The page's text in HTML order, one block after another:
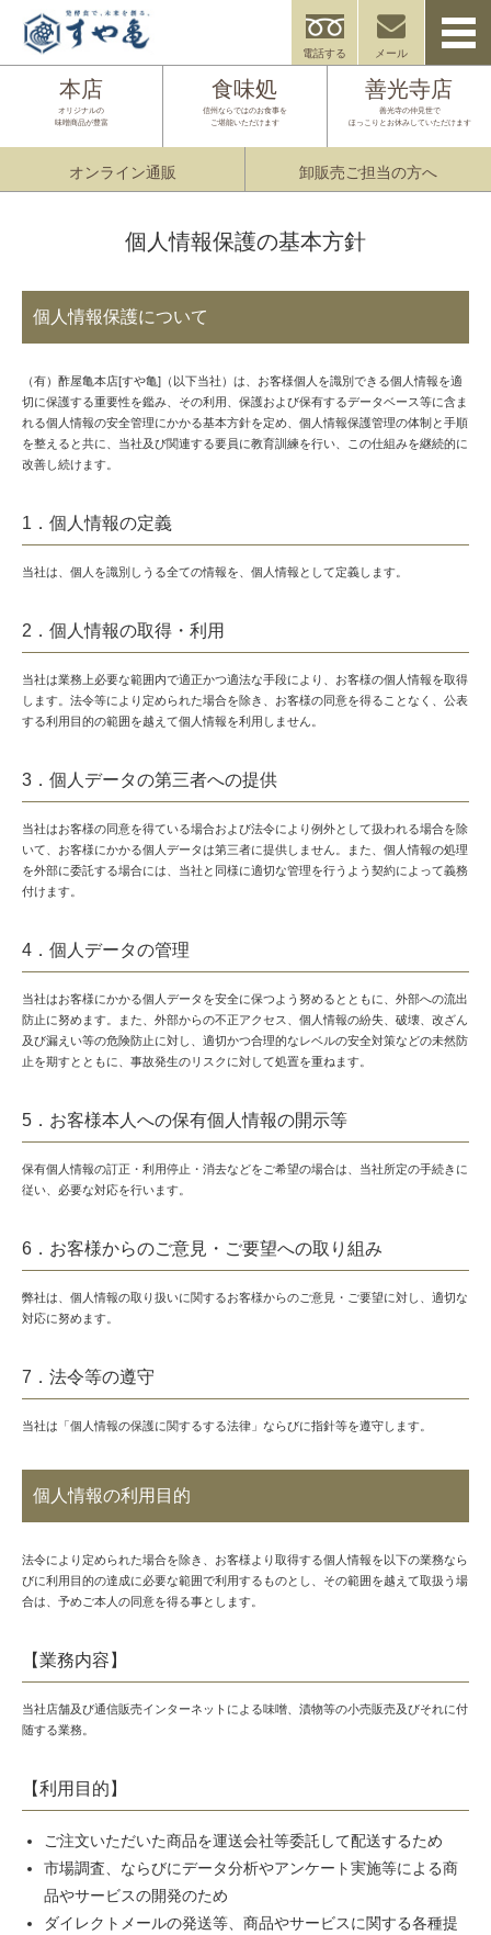
電話する メール
本店
オリジナルの
味噌商品が豊富
食味処
信州ならではのお食事を
ご堪能いただけます
善光寺店
善光寺の仲見世で
ほっこりとお休みしていただけます
オンライン通販 卸販売ご担当の方へ
個人情報保護の基本方針
個人情報保護について
（有）酢屋亀本店[すや亀]（以下当社）は、お客様個人を識別できる個人情報を適
切に保護する重要性を鑑み、その利用、保護および保有するデータベース等に含ま
れる個人情報の安全管理にかかる基本方針を定め、個人情報保護管理の体制と手順
を整えると共に、当社及び関連する要員に教育訓練を行い、この仕組みを継続的に
改善し続けます。
1．個人情報の定義
当社は、個人を識別しうる全ての情報を、個人情報として定義します。
2．個人情報の取得・利用
当社は業務上必要な範囲内で適正かつ適法な手段により、お客様の個人情報を取得
します。法令等により定められた場合を除き、お客様の同意を得ることなく、公表
する利用目的の範囲を越えて個人情報を利用しません。
3．個人データの第三者への提供
当社はお客様の同意を得ている場合および法令により例外として扱われる場合を除
いて、お客様にかかる個人データは第三者に提供しません。また、個人情報の処理
を外部に委託する場合には、当社と同様に適切な管理を行うよう契約によって義務
付けます。
4．個人データの管理
当社はお客様にかかる個人データを安全に保つよう努めるとともに、外部への流出
防止に努めます。また、外部からの不正アクセス、個人情報の紛失、破壊、改ざん
及び漏えい等の危険防止に対し、適切かつ合理的なレベルの安全対策などの未然防
止を期すとともに、事故発生のリスクに対して処置を重ねます。
5．お客様本人への保有個人情報の開示等
保有個人情報の訂正・利用停止・消去などをご希望の場合は、当社所定の手続きに
従い、必要な対応を行います。
6．お客様からのご意見・ご要望への取り組み
弊社は、個人情報の取り扱いに関するお客様からのご意見・ご要望に対し、適切な
対応に努めます。
7．法令等の遵守
当社は「個人情報の保護に関するする法律」ならびに指針等を遵守します。
個人情報の利用目的
法令により定められた場合を除き、お客様より取得する個人情報を以下の業務なら
びに利用目的の達成に必要な範囲で利用するものとし、その範囲を越えて取扱う場
合は、予めご本人の同意を得る事とします。
【業務内容】
当社店舗及び通信販売インターネットによる味噌、漬物等の小売販売及びそれに付
随する業務。
【利用目的】
ご注文いただいた商品を運送会社等委託して配送するため
市場調査、ならびにデータ分析やアンケート実施等による商
品やサービスの開発のため
ダイレクトメールの発送等、商品やサービスに関する各種提